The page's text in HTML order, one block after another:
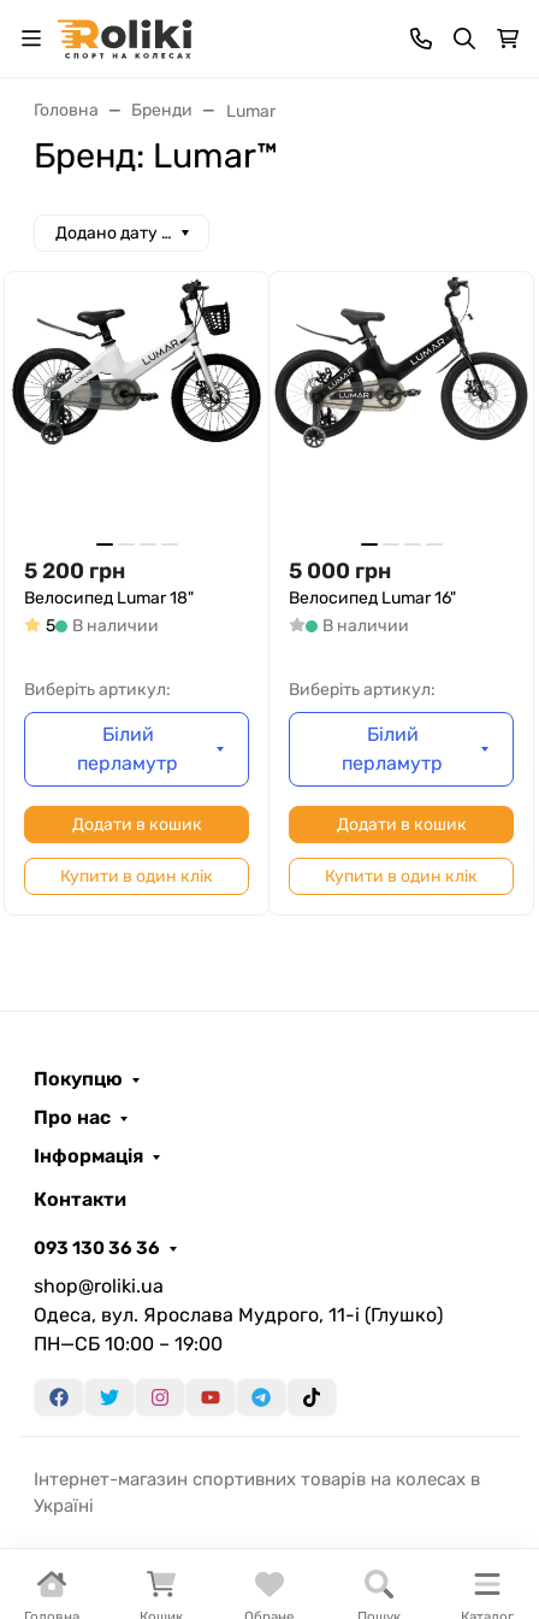
Головна Бренди Lumar
Бренд: Lumar™
Додано дату спад
5 200 грн
Велосипед Lumar 18"
5
В наличии
Виберіть артикул:
Білий
перламутр
Додати в кошик
Купити в один клік
5 000 грн
Велосипед Lumar 16"
В наличии
Виберіть артикул:
Білий
перламутр
Додати в кошик
Купити в один клік
Покупцю
Про нас
Інформація
Контакти
093 130 36 36
shop@roliki.ua
Одеса, вул. Ярослава Мудрого, 11-i (Глушко)
ПН—СБ 10:00 – 19:00
Інтернет-магазин спортивних товарів на колесах в
Україні